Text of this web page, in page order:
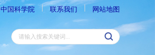
中国科学院 联系我们 网站地图